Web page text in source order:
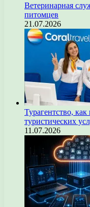
Ветеринарная
питомцев
21.07.2026
Турагентство,
туристических
11.07.2026